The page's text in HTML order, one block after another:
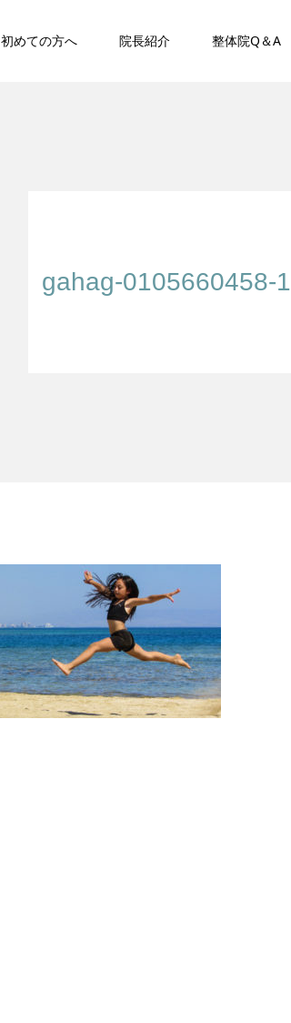
初めての方へ 院長紹介 整体院Q＆A
gahag-0105660458-1